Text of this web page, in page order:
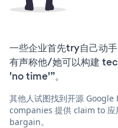
一些企业首先try自己动
有声称他/她可以构建
'no time'”。
其他人试图找到开源
companies 提供 claim to 应
bargain。